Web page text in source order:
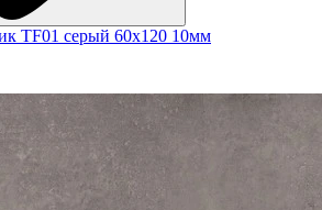
TF01 серый 60x120 10мм